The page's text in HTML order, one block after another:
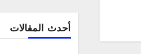
أحدث المقالات